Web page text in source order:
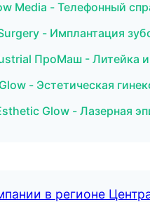
Media - Телефонный
- Имплантация
ПроМаш - Литейка
- Эстетическая
Glow - Лазерная
в регионе